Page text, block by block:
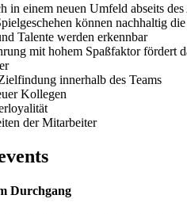
in einem neuen Umfeld abseits
können nachhaltig
Talente werden erkennbar
mit hohem Spaßfaktor fördert
innerhalb des Teams
Kollegen
der Mitarbeiter
Durchgang